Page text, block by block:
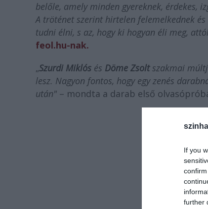
If you
further
belőle, amely minden gyereknek, érdekes,
A tröténet szerint hirtelen felemelkednek és
tudni élni, s az, hogy ki hogyan éli meg,
feol.hu-nak.
„Szurdi Miklós és Döme Zsoltszakmai
lesz. Nagyon fontos, hogy egy zenés
után" – mondta a darab első